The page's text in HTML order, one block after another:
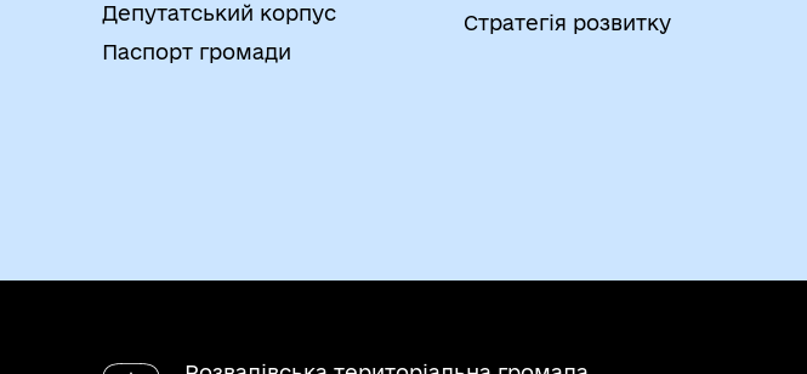
Депутатський корпус
Паспорт громади
Стратегія розвитку